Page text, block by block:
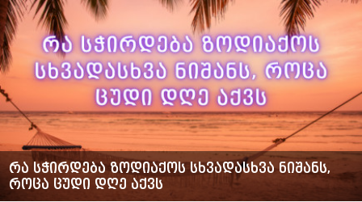
რა სჭირდება ზოდიაქოს სხვადასხვა ნიშანს,
როცა ცუდი დღე აქვს